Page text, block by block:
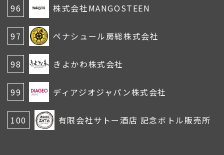
96 株式会社MANGOSTEEN
97 ペナシュール房総株式会社
98 きよかわ株式会社
99 ディアジオジャパン株式会社
100 有限会社サトー酒店 記念ボトル販売所